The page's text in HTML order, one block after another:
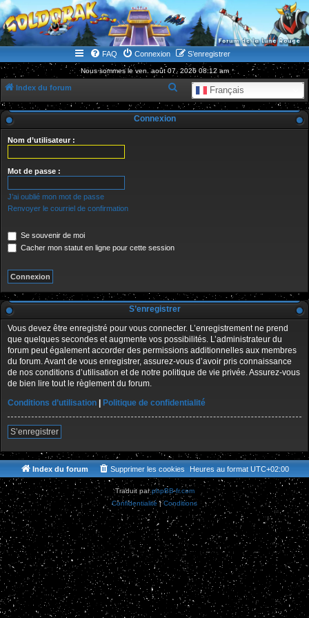
WWW.GOLDORAKGO.COM
le site de la Lune Rouge
FAQ Connexion S’enregistrer
Nous sommes le ven. août 07, 2026 08:12 am
Index du forum Français
e
Connexion
Nom d’utilisateur :
Mot de passe :
J’ai oublié mon mot de passe
Renvoyer le courriel de confirmation
Se souvenir de moi
Cacher mon statut en ligne pour cette session
S’enregistrer
Vous devez être enregistré pour vous connecter. L’enregistrement ne prend
que quelques secondes et augmente vos possibilités. L’administrateur du
forum peut également accorder des permissions additionnelles aux membres
du forum. Avant de vous enregistrer, assurez-vous d’avoir pris connaissance
de nos conditions d’utilisation et de notre politique de vie privée. Assurez-vous
de bien lire tout le règlement du forum.
Conditions d’utilisation
Politique de confidentialité
S’enregistrer
Index du forum Heures au format UTC+02:00
Supprimer les cookies
Traduit parphpBB-fr.com
Confidentialité |Conditions